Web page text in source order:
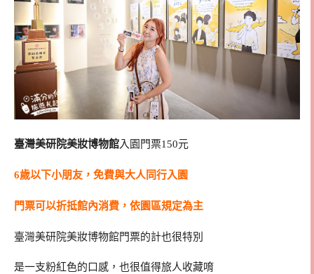
臺灣美研院美妝博物館入園門票150元
6歲以下小朋友，免費與大人同行入園
門票可以折抵館內消費，依園區規定為主
臺灣美研院美妝博物館門票的計也很特別
是一支粉紅色的口感，也很值得旅人收藏唷